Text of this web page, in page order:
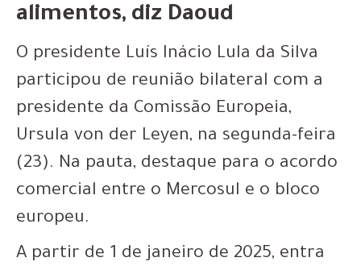
alimentos, diz Daoud
O presidente Luís Inácio Lula da Silva
participou de reunião bilateral com a
presidente da Comissão Europeia,
Ursula von der Leyen, na segunda-feira
(23). Na pauta, destaque para o acordo
comercial entre o Mercosul e o bloco
europeu.
A partir de 1 de janeiro de 2025, entra